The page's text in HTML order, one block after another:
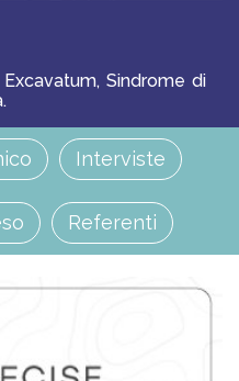
Sindrome di
Interviste
Referenti